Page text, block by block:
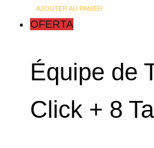
AJOUTER AU PANIER
OFERTA
Équipe de
Click + 8